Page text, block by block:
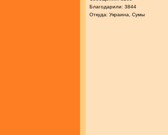
Благодарили: 3844
Откуда: Украина, Сумы